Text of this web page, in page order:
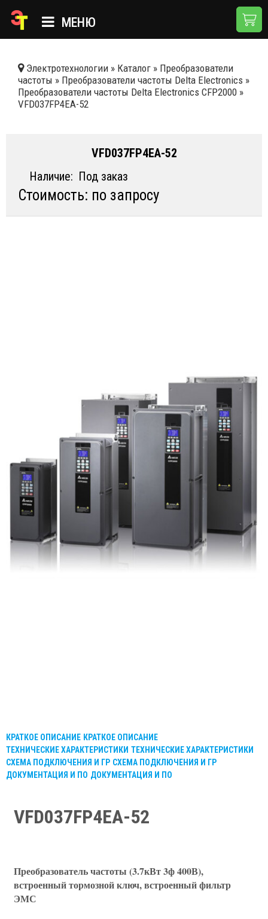
МЕНЮ
КАТАЛОГ
О КОМПАНИИ
ДОСТАВКА И ОПЛАТА
Электротехнологии » Каталог » Преобразователи
частоты » Преобразователи частоты Delta Electronics »
Преобразователи частоты Delta Electronics CFP2000 »
VFD037FP4EA-52
VFD037FP4EA-52
Наличие: Под заказ
Стоимость: по запросу
КРАТКОЕ ОПИСАНИЕ КРАТКОЕ ОПИСАНИЕ
ТЕХНИЧЕСКИЕ ХАРАКТЕРИСТИКИ ТЕХНИЧЕСКИЕ ХАРАКТЕРИСТИКИ
СХЕМА ПОДКЛЮЧЕНИЯ И ГР СХЕМА ПОДКЛЮЧЕНИЯ И ГР
ДОКУМЕНТАЦИЯ И ПО ДОКУМЕНТАЦИЯ И ПО
VFD037FP4EA-52
Преобразователь частоты (3.7кВт 3ф 400В),
встроенный тормозной ключ, встроенный фильтр
ЭМС